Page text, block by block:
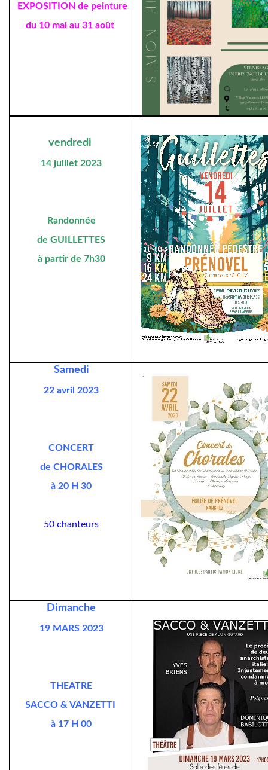
EXPOSITION de peinture
du 10 mai au 31 août
vendredi
14 juillet 2023
Randonnée
de GUILLETTES
à partir de 7h30
Samedi
22 avril 2023
CONCERT
de CHORALES
à 20 H 30
50 chanteurs
Dimanche
19 MARS 2023
THEATRE
SACCO & VANZETTI
à 17 H 00